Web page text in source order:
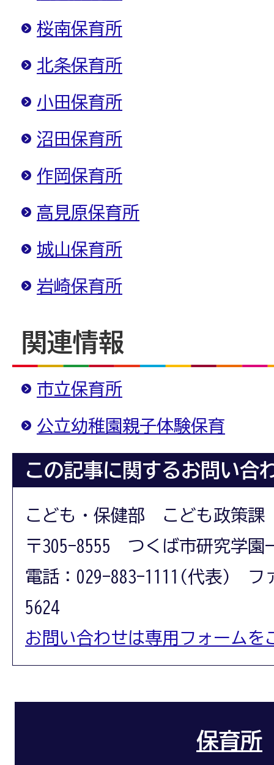
桜南保育所
北条保育所
小田保育所
沼田保育所
作岡保育所
高見原保育所
城山保育所
岩崎保育所
関連情報
市立保育所
公立幼稚園親子体験保育
この記事に関するお問い合
こども・保健部 こども政策課
〒305-8555 つくば市研究学園
電話：029-883-1111(代表) フ
5624
お問い合わせは専用フォームを
保育所